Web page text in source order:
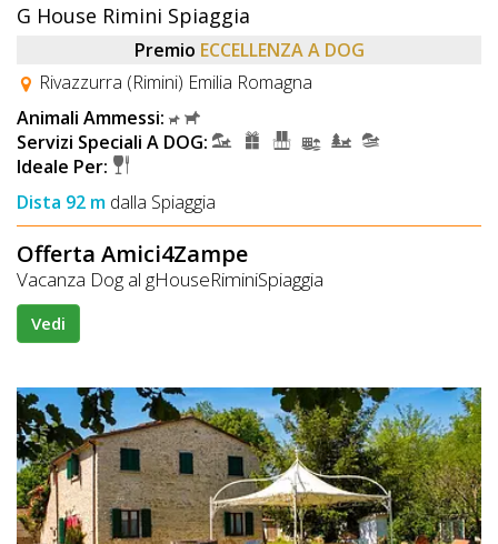
G House Rimini Spiaggia
Premio ECCELLENZA A DOG
Rivazzurra (Rimini) Emilia Romagna
Animali Ammessi:
Servizi Speciali A DOG:
Ideale Per:
Dista 92 m dalla Spiaggia
Offerta Amici4Zampe
Vacanza Dog al gHouseRiminiSpiaggia
Vedi